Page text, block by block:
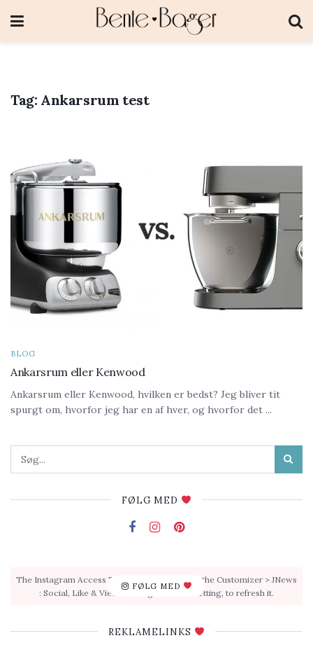
Tag: Ankarsrum test
BLOG
Ankarsrum eller Kenwood
Ankarsrum eller Kenwood, hvilken er bedst? Jeg bliver tit
spurgt om, hvorfor jeg har en af hver, og hvorfor det ...
FØLG MED
FØLG MED
The Instagram Access Token is expired, Go to the Customizer > JNews
: Social, Like & View > Instagram Feed Setting, to refresh it.
REKLAMELINKS